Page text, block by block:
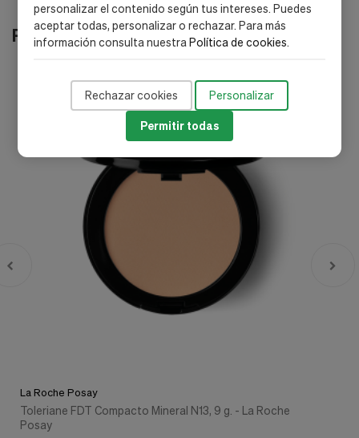
personalizar el contenido según tus intereses. Puedes
aceptar todas, personalizar o rechazar. Para más
información consulta nuestraPolítica de cookies.
Rechazar cookies Personalizar
Permitir todas
Productos relacionados
La Roche Posay
Toleriane FDT Compacto Mineral N13, 9 g. - La Roche
Posay